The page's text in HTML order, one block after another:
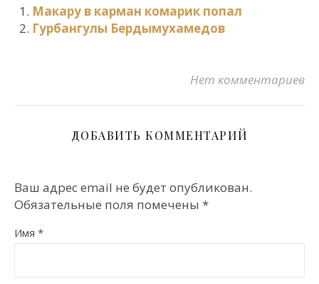
Макару в карман комарик попал
Гурбангулы Бердымухамедов
Нет комментариев
ДОБАВИТЬ КОММЕНТАРИЙ
Ваш адрес email не будет опубликован.
Обязательные поля помечены *
Имя *